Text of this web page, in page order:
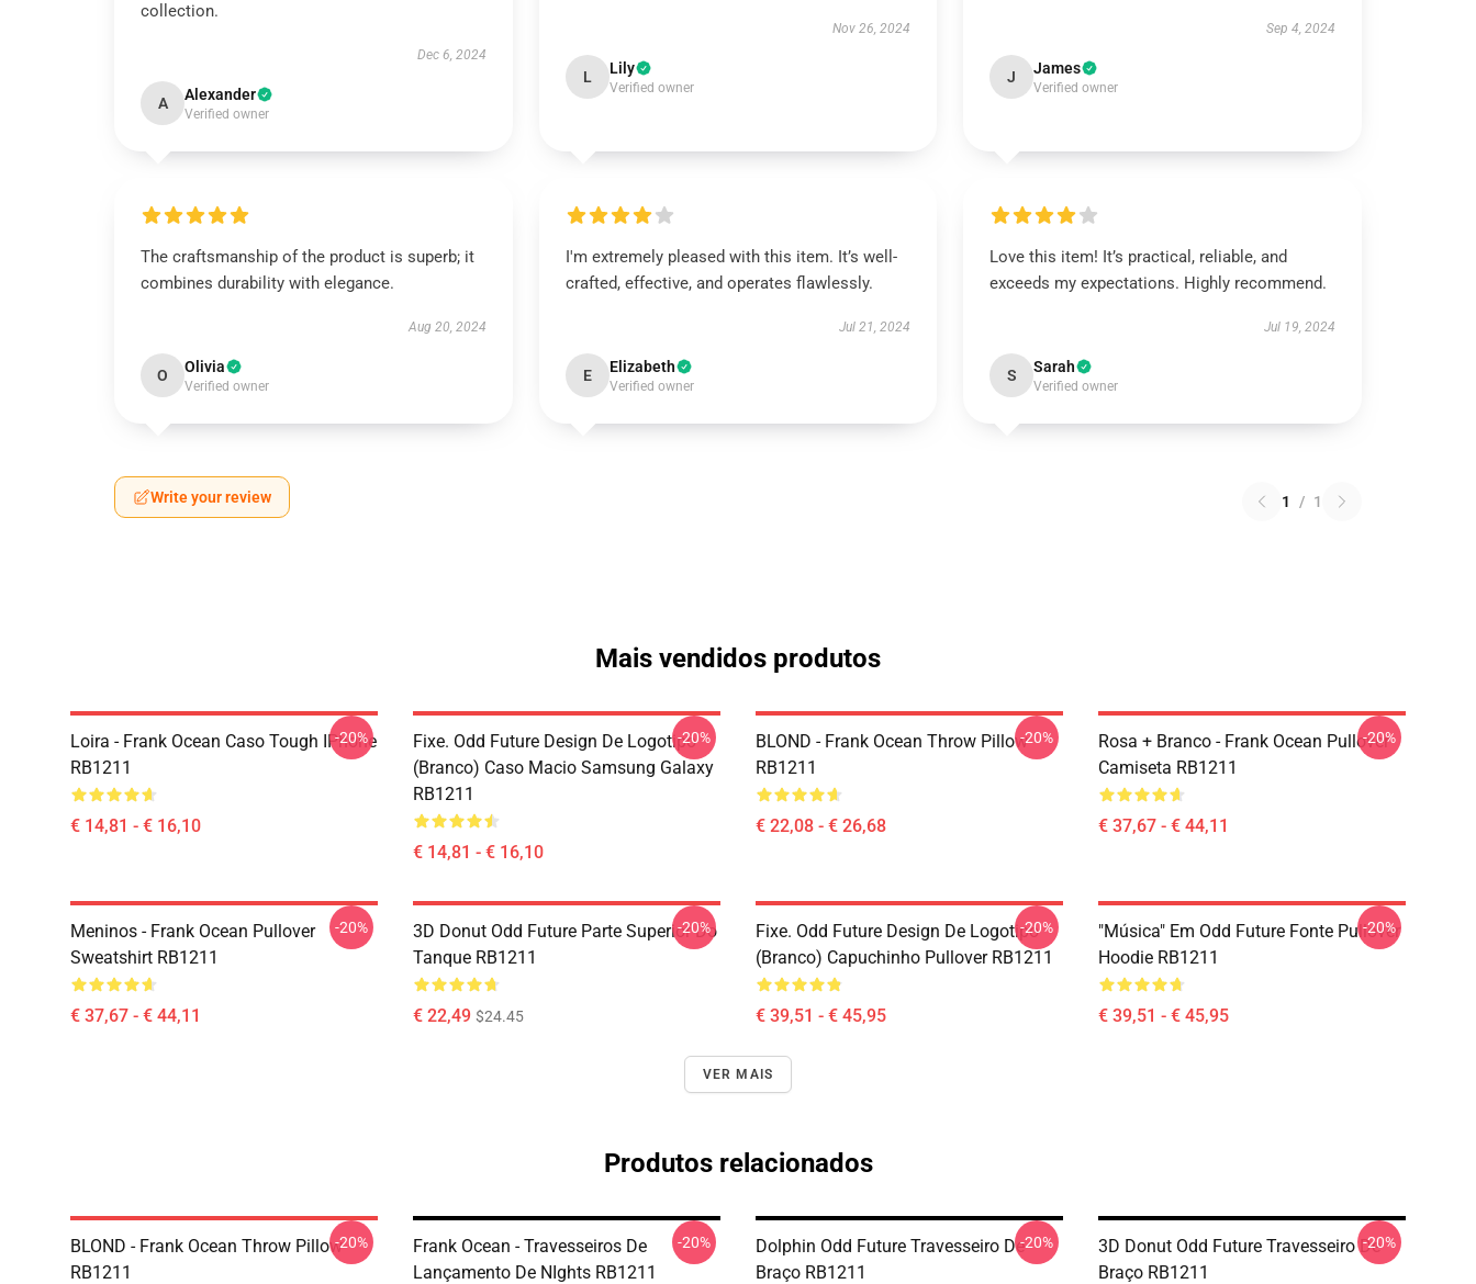
collection.
Dec 6, 2024
A Alexander
Verified owner
Nov 26, 2024
L Lily
Verified owner
Sep 4, 2024
J James
Verified owner
The craftsmanship of the product is superb; it
combines durability with elegance.
Aug 20, 2024
O Olivia
Verified owner
I'm extremely pleased with this item. It’s well-
crafted, effective, and operates flawlessly.
Jul 21, 2024
E Elizabeth
Verified owner
Love this item! It’s practical, reliable, and
exceeds my expectations. Highly recommend.
Jul 19, 2024
S Sarah
Verified owner
Write your review 1 / 1
Mais vendidos produtos
Loira - Frank Ocean Caso Tough IPhone
RB1211
€ 14,81 - € 16,10
-20%
Fixe. Odd Future Design De Logotipo
(branco) Caso Macio Samsung Galaxy
RB1211
€ 14,81 - € 16,10
-20%
BLOND - Frank Ocean Throw Pillow
RB1211
€ 22,08 - € 26,68
-20%
Rosa + Branco - Frank Ocean Pullover
Camiseta RB1211
€ 37,67 - € 44,11
-20%
Meninos - Frank Ocean Pullover
Sweatshirt RB1211
€ 37,67 - € 44,11
-20%
3D Donut Odd Future Parte Superior Do
Tanque RB1211
€ 22,49 $24.45
-20%
Fixe. Odd Future Design De Logotipo
(branco) Capuchinho Pullover RB1211
€ 39,51 - € 45,95
-20%
"Música" Em Odd Future Fonte Pullover
Hoodie RB1211
€ 39,51 - € 45,95
-20%
VER MAIS
Produtos relacionados
BLOND - Frank Ocean Throw Pillow
RB1211
-20%
Frank Ocean - Travesseiros De
Lançamento De NIghts RB1211
-20%
Dolphin Odd Future Travesseiro De
Braço RB1211
-20%
3D Donut Odd Future Travesseiro De
Braço RB1211
-20%